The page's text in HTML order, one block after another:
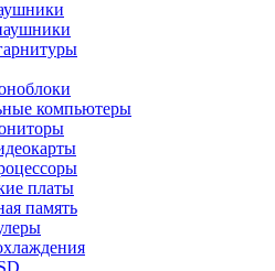
компьютеры
платы
память